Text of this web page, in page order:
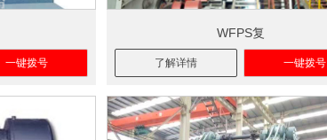
一键拨号
WFPS复
了解详情 一键拨号